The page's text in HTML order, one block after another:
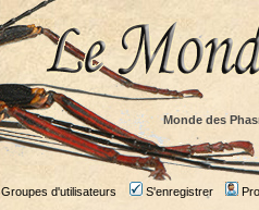
Monde des
Groupes d'utilisateurs S'enregistrer